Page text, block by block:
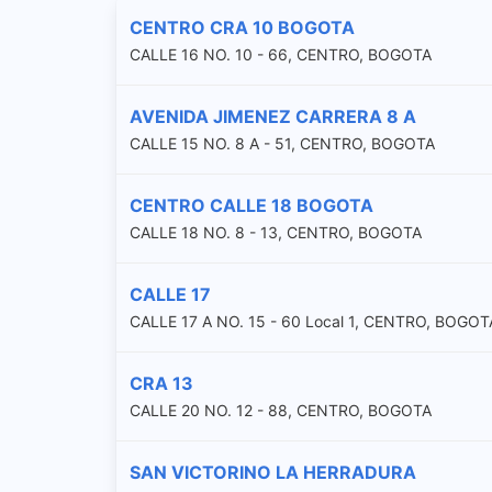
CENTRO CRA 10 BOGOTA
CALLE 16 NO. 10 - 66, CENTRO, BOGOTA
AVENIDA JIMENEZ CARRERA 8 A
CALLE 15 NO. 8 A - 51, CENTRO, BOGOTA
CENTRO CALLE 18 BOGOTA
CALLE 18 NO. 8 - 13, CENTRO, BOGOTA
CALLE 17
CALLE 17 A NO. 15 - 60 Local 1, CENTRO,
CRA 13
CALLE 20 NO. 12 - 88, CENTRO, BOGOTA
SAN VICTORINO LA HERRADURA